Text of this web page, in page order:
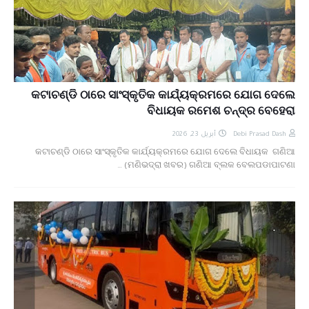
କଟାଚଣ୍ଡି ଠାରେ ସାଂସ୍କୃତିକ କାର୍ଯ୍ୟକ୍ରମରେ ଯୋଗ ଦେଲେ
ବିଧାୟକ ରମେଶ ଚନ୍ଦ୍ର ବେହେରା
Debi Prasad Dash أبريل 23, 2026
କଟାଚଣ୍ଡି ଠାରେ ସାଂସ୍କୃତିକ କାର୍ଯ୍ୟକ୍ରମରେ ଯୋଗ ଦେଲେ ବିଧାୟକ ଗଣିଆ
(ମଣିଭଦ୍ରା ଖବର) ଗଣିଆ ବ୍ଲକ ବେଲପଡାପାଟଣା …